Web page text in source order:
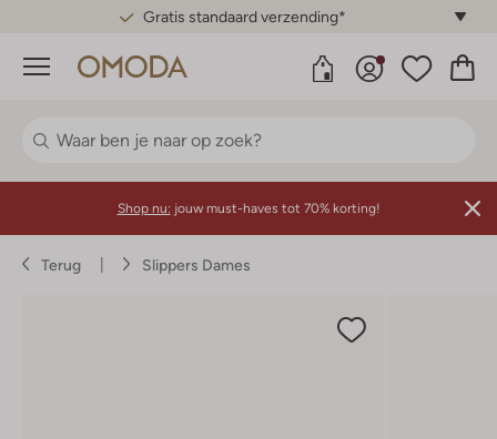
Gratis standaard verzending*
Menu
Shop nu: jouw must-haves tot 70% korting!
Terug Slippers Dames